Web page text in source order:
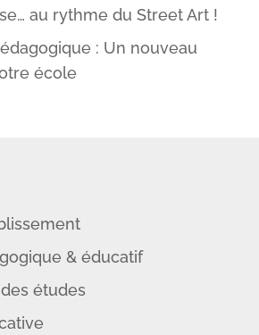
au rythme du Street Art !
: Un nouveau
école
& éducatif
études